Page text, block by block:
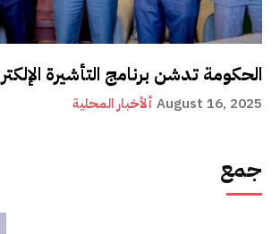
الحكومة تدشن برنامج التأشيرة
ألأخبار المحلية August 16, 2025
جمع